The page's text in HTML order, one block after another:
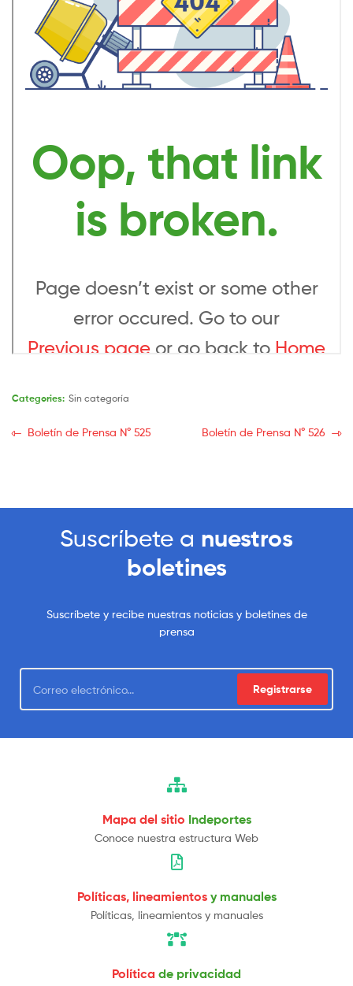
Categories: Sin categoría
Boletín de Prensa N° 525 Boletín de Prensa N° 526
Suscríbete a nuestros
boletines
Suscríbete y recibe nuestras noticias y boletines de
prensa
Registrarse
Mapa del sitio Indeportes
Conoce nuestra estructura Web
Políticas, lineamientos y manuales
Políticas, lineamientos y manuales
Política de privacidad